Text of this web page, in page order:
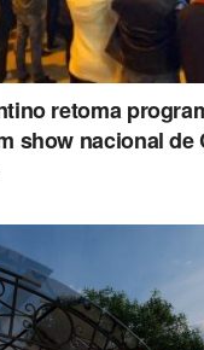
retoma
show nacional de